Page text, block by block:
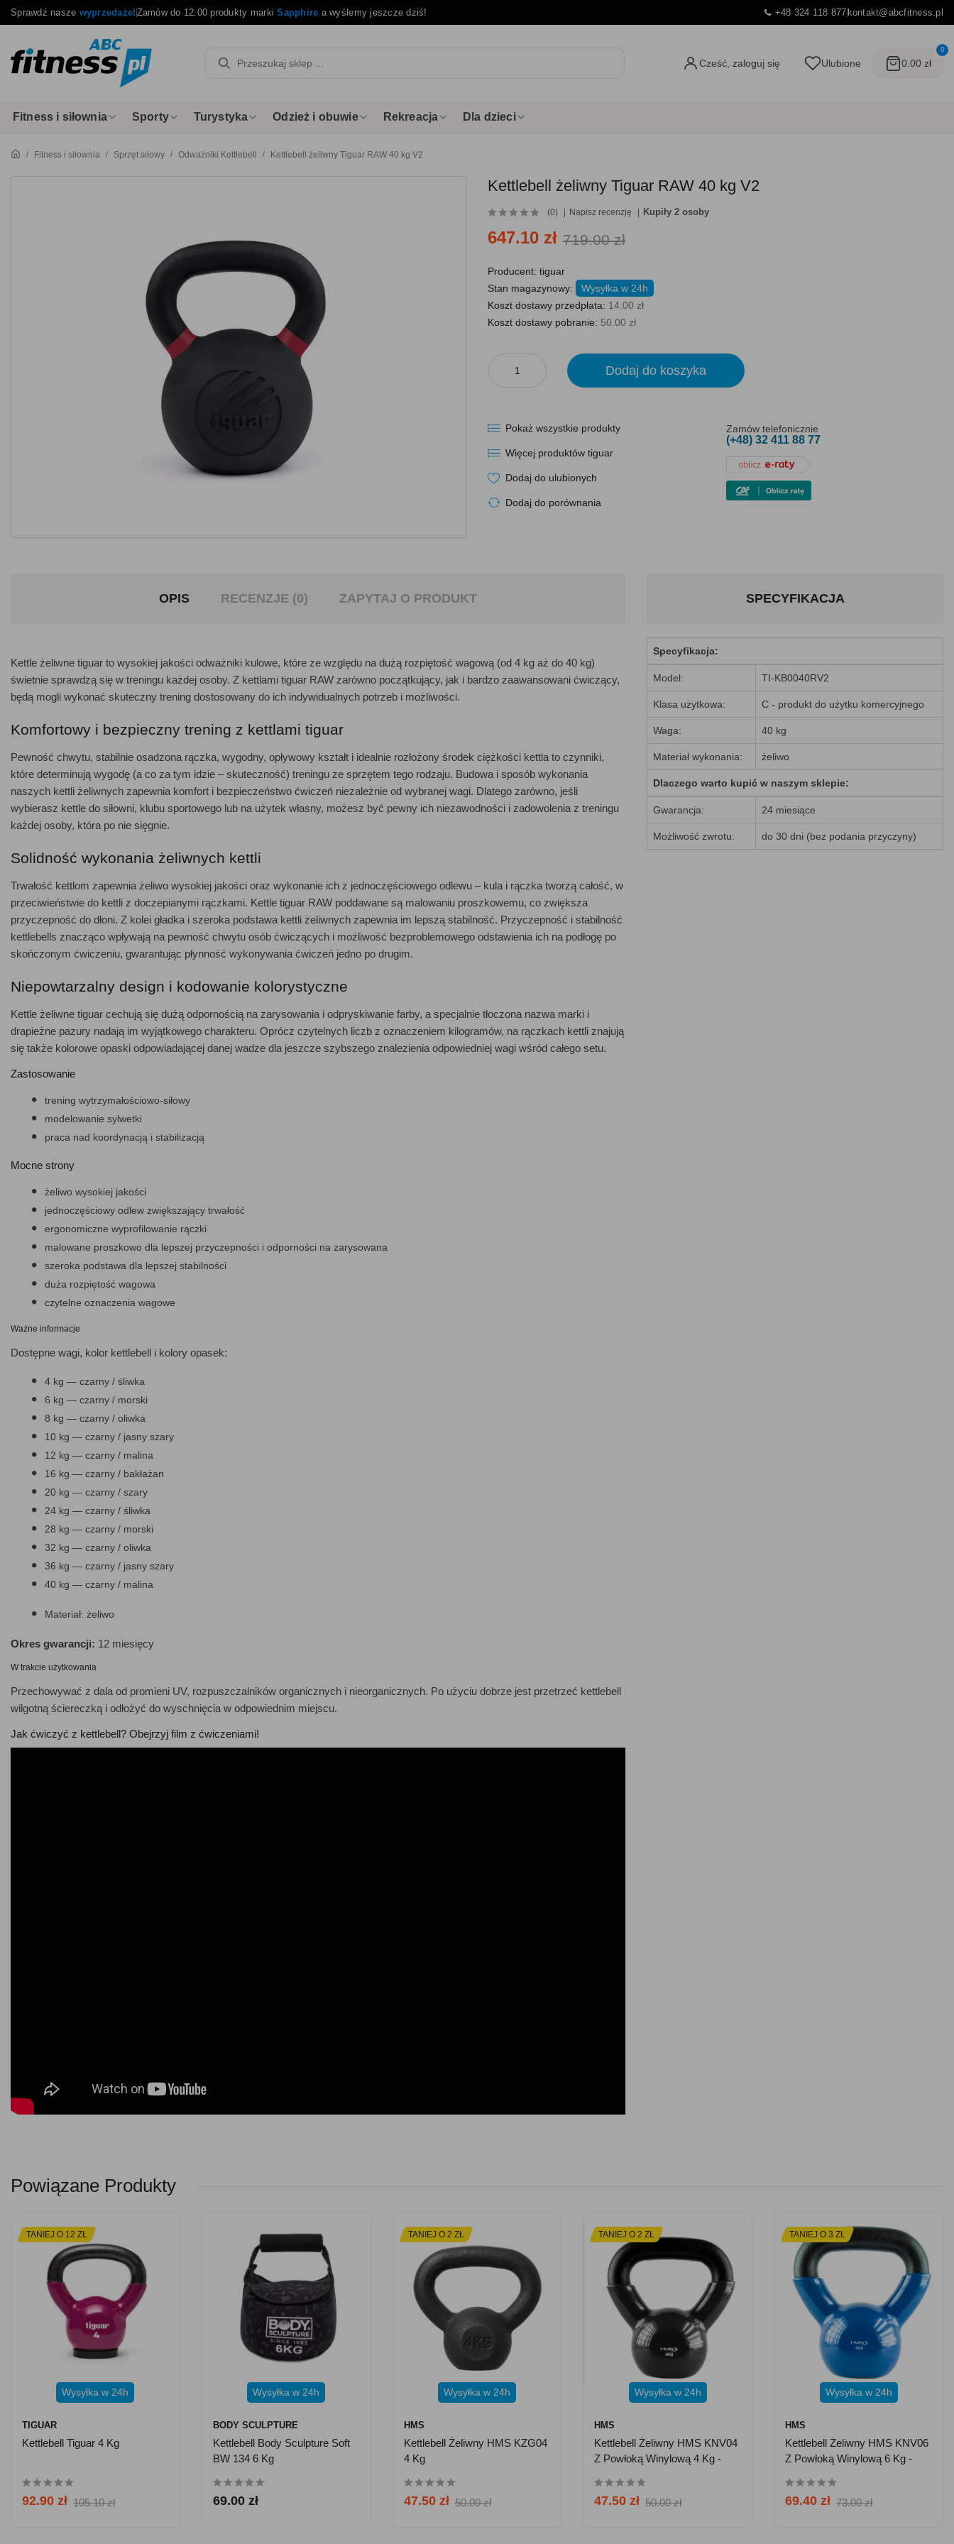
Sprawdź nasze wyprzedaże!Zamów do 12:00 produkty markiSapphire a wyślemy jeszcze dziś! +48 324 118 877kontakt@abcfitness.pl
Cześć, zaloguj się Ulubione
0
0.00 zł
Fitness i siłownia Sporty Turystyka Odzież i obuwie Rekreacja Dla dzieci
Fitness i siłownia Sprzęt siłowy Odważniki Kettlebell Kettlebell żeliwny Tiguar RAW 40 kg V2
Kettlebell żeliwny Tiguar RAW 40 kg V2
(0) Napisz recenzję Kupiły 2 osoby
647.10 zł 719.00 zł
Producent: tiguar
Stan magazynowy:
Wysyłka w 24h
Koszt dostawy przedpłata: 14.00 zł
Koszt dostawy pobranie: 50.00 zł
Dodaj do koszyka
Pokaż wszystkie produkty
Więcej produktów tiguar
Dodaj do ulubionych
Dodaj do porównania
Zamów telefonicznie
(+48) 32 411 88 77
OPIS RECENZJE (0) ZAPYTAJ O PRODUKT
Kettle żeliwne tiguar to wysokiej jakości odważniki kulowe, które ze względu na dużą rozpiętość wagową (od 4 kg aż do 40 kg)
świetnie sprawdzą się w treningu każdej osoby. Z kettlami tiguar RAW zarówno początkujący, jak i bardzo zaawansowani ćwiczący,
będą mogli wykonać skuteczny trening dostosowany do ich indywidualnych potrzeb i możliwości.
Komfortowy i bezpieczny trening z kettlami tiguar
Pewność chwytu, stabilnie osadzona rączka, wygodny, opływowy kształt i idealnie rozłożony środek ciężkości kettla to czynniki,
które determinują wygodę (a co za tym idzie – skuteczność) treningu ze sprzętem tego rodzaju. Budowa i sposób wykonania
naszych kettli żeliwnych zapewnia komfort i bezpieczeństwo ćwiczeń niezależnie od wybranej wagi. Dlatego zarówno, jeśli
wybierasz kettle do siłowni, klubu sportowego lub na użytek własny, możesz być pewny ich niezawodności i zadowolenia z treningu
każdej osoby, która po nie sięgnie.
Solidność wykonania żeliwnych kettli
Trwałość kettlom zapewnia żeliwo wysokiej jakości oraz wykonanie ich z jednoczęściowego odlewu – kula i rączka tworzą całość, w
przeciwieństwie do kettli z doczepianymi rączkami. Kettle tiguar RAW poddawane są malowaniu proszkowemu, co zwiększa
przyczepność do dłoni. Z kolei gładka i szeroka podstawa kettli żeliwnych zapewnia im lepszą stabilność. Przyczepność i stabilność
kettlebells znacząco wpływają na pewność chwytu osób ćwiczących i możliwość bezproblemowego odstawienia ich na podłogę po
skończonym ćwiczeniu, gwarantując płynność wykonywania ćwiczeń jedno po drugim.
Niepowtarzalny design i kodowanie kolorystyczne
Kettle żeliwne tiguar cechują się dużą odpornością na zarysowania i odpryskiwanie farby, a specjalnie tłoczona nazwa marki i
drapieżne pazury nadają im wyjątkowego charakteru. Oprócz czytelnych liczb z oznaczeniem kilogramów, na rączkach kettli znajują
się także kolorowe opaski odpowiadającej danej wadze dla jeszcze szybszego znalezienia odpowiedniej wagi wśród całego setu.
Zastosowanie
trening wytrzymałościowo-siłowy
modelowanie sylwetki
praca nad koordynacją i stabilizacją
Mocne strony
żeliwo wysokiej jakości
jednoczęściowy odlew zwiększający trwałość
ergonomiczne wyprofilowanie rączki
malowane proszkowo dla lepszej przyczepności i odporności na zarysowana
szeroka podstawa dla lepszej stabilności
duża rozpiętość wagowa
czytelne oznaczenia wagowe
Ważne informacje
Dostępne wagi, kolor kettlebell i kolory opasek:
4 kg — czarny / śliwka
6 kg — czarny / morski
8 kg — czarny / oliwka
10 kg — czarny / jasny szary
12 kg — czarny / malina
16 kg — czarny / bakłażan
20 kg — czarny / szary
24 kg — czarny / śliwka
28 kg — czarny / morski
32 kg — czarny / oliwka
36 kg — czarny / jasny szary
40 kg — czarny / malina
Materiał: żeliwo
Okres gwarancji: 12 miesięcy
W trakcie użytkowania
Przechowywać z dala od promieni UV, rozpuszczalników organicznych i nieorganicznych. Po użyciu dobrze jest przetrzeć kettlebell
wilgotną ściereczką i odłożyć do wyschnięcia w odpowiednim miejscu.
Jak ćwiczyć z kettlebell? Obejrzyj film z ćwiczeniami!
SPECYFIKACJA
Specyfikacja:
Model: TI-KB0040RV2
Klasa użytkowa: C - produkt do użytku komercyjnego
Waga: 40 kg
Materiał wykonania: żeliwo
Dlaczego warto kupić w naszym sklepie:
Gwarancja: 24 miesiące
Możliwość zwrotu: do 30 dni (bez podania przyczyny)
Powiązane Produkty
TANIEJ O 12 ZŁ
Wysyłka w 24h
TIGUAR
Kettlebell Tiguar 4 Kg
92.90 zł 105.10 zł
Wysyłka w 24h
BODY SCULPTURE
Kettlebell Body Sculpture Soft
BW 134 6 Kg
69.00 zł
TANIEJ O 2 ZŁ
Wysyłka w 24h
HMS
Kettlebell Żeliwny HMS KZG04
4 Kg
47.50 zł 50.00 zł
TANIEJ O 2 ZŁ
Wysyłka w 24h
HMS
Kettlebell Żeliwny HMS KNV04
Z Powłoką Winylową 4 Kg -
47.50 zł 50.00 zł
TANIEJ O 3 ZŁ
Wysyłka w 24h
HMS
Kettlebell Żeliwny HMS KNV06
Z Powłoką Winylową 6 Kg -
69.40 zł 73.00 zł